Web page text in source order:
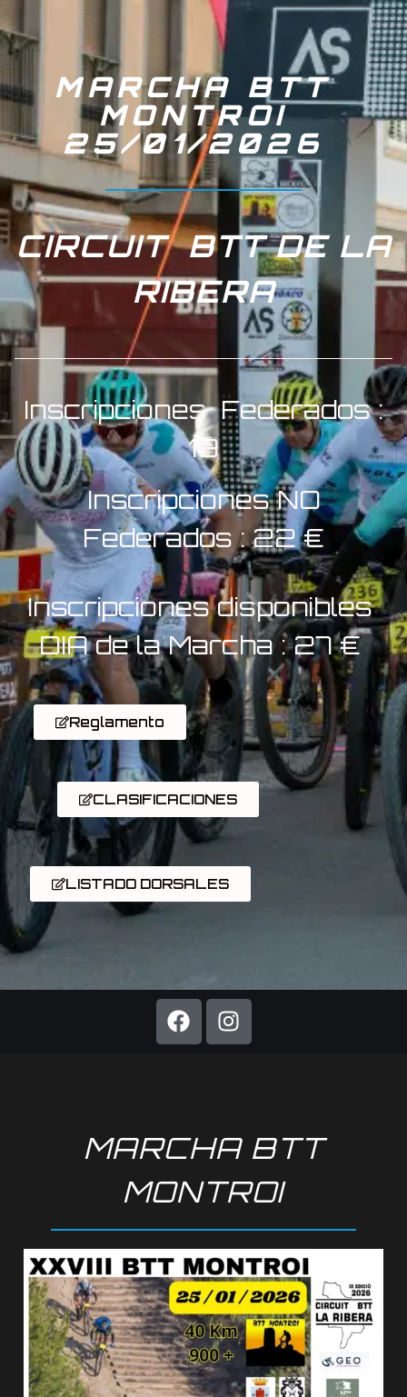
MARCHA BTT
MONTROI
25/01/2026
CIRCUIT BTT DE LA
RIBERA
Inscripciones Federados :
19
Inscripciones NO
Federados : 22 €
Inscripciones disponibles
DIA de la Marcha : 27 €
Reglamento
CLASIFICACIONES
LISTADO DORSALES
MARCHA BTT
MONTROI